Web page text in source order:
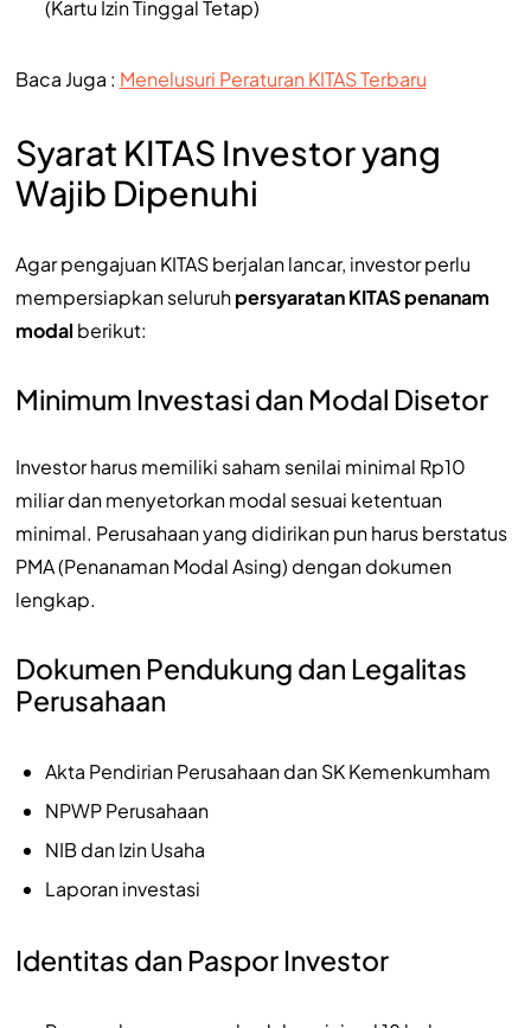
(Kartu Izin Tinggal Tetap)
Baca Juga : Menelusuri Peraturan KITAS Terbaru
Syarat KITAS Investor yang
Wajib Dipenuhi
Agar pengajuan KITAS berjalan lancar, investor perlu
mempersiapkan seluruhpersyaratan KITAS penanam
modal berikut:
Minimum Investasi dan Modal Disetor
Investor harus memiliki saham senilai minimal Rp10
miliar dan menyetorkan modal sesuai ketentuan
minimal. Perusahaan yang didirikan pun harus berstatus
PMA (Penanaman Modal Asing) dengan dokumen
lengkap.
Dokumen Pendukung dan Legalitas
Perusahaan
Akta Pendirian Perusahaan dan SK Kemenkumham
NPWP Perusahaan
NIB dan Izin Usaha
Laporan investasi
Identitas dan Paspor Investor